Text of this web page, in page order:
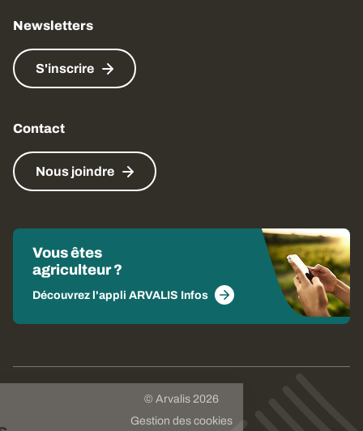
Newsletters
S'inscrire
Contact
Nous joindre
Vous êtes
agriculteur ?
Découvrez l'appli ARVALIS Infos
© Arvalis 2026
Gestion des cookies